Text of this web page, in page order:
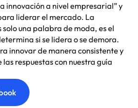
innovación a nivel empresarial” y
liderar el mercado. La
solo una palabra de moda, es el
si se lidera o se demora.
innovar de manera consistente y
las respuestas con nuestra guía